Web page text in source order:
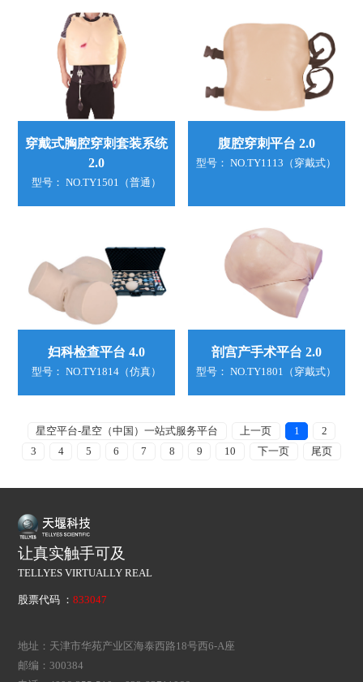
穿戴式胸腔穿刺套装系统
2.0
型号： NO.TY1501（普通）
腹腔穿刺平台 2.0
型号： NO.TY1113（穿戴式）
妇科检查平台 4.0
型号： NO.TY1814（仿真）
剖宫产手术平台 2.0
型号： NO.TY1801（穿戴式）
星空平台-星空（中国）一站式服务平台 上一页 1
2
3
4 5 6 7 8 9 10 下一页 尾页
让真实触手可及
TELLYES VIRTUALLY REAL
股票代码 ：833047
地址：天津市华苑产业区海泰西路18号西6-A座
邮编：300384